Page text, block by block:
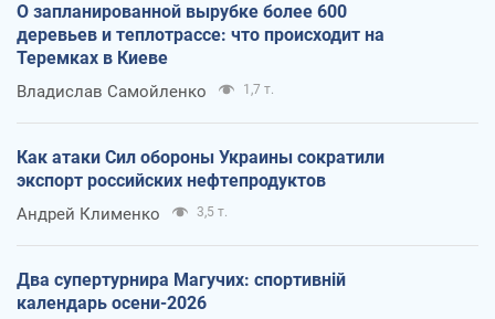
О запланированной вырубке более 600
деревьев и теплотрассе: что происходит на
Теремках в Киеве
Владислав Самойленко 1,7 т.
Как атаки Сил обороны Украины сократили
экспорт российских нефтепродуктов
Андрей Клименко 3,5 т.
Два супертурнира Магучих: спортивній
календарь осени-2026